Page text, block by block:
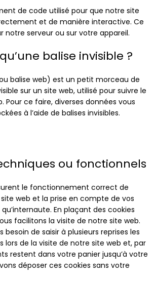
de code utilisé pour que notre site
et de manière interactive. Ce
notre serveur ou sur votre appareil.
balise invisible ?
balise web) est un petit morceau de
sur un site web, utilisé pour suivre le
Pour ce faire, diverses données vous
à l’aide de balises invisibles.
ou fonctionnels
le fonctionnement correct de
web et la prise en compte de vos
En plaçant des cookies
facilitons la visite de notre site web.
besoin de saisir à plusieurs reprises les
de la visite de notre site web et, par
restent dans votre panier jusqu’à votre
déposer ces cookies sans votre